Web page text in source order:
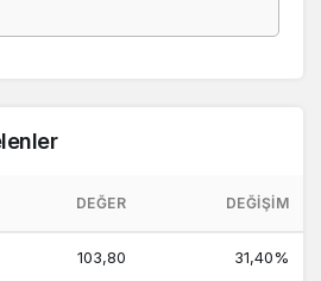
DEĞER DEĞIŞIM
103,80 31,40%